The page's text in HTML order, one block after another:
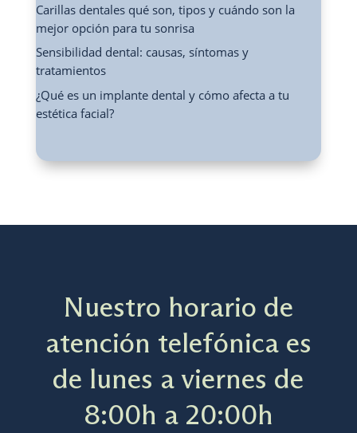
Carillas dentales qué son, tipos y cuándo son la
mejor opción para tu sonrisa
Sensibilidad dental: causas, síntomas y
tratamientos
¿Qué es un implante dental y cómo afecta a tu
estética facial?
Nuestro horario de
atención telefónica es
de lunes a viernes de
8:00h a 20:00h